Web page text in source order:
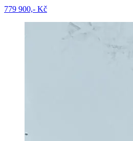
779 900,- Kč